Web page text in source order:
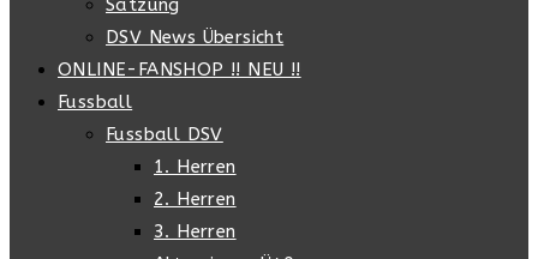
Satzung
DSV News Übersicht
ONLINE-FANSHOP !! NEU !!
Fussball
Fussball DSV
1. Herren
2. Herren
3. Herren